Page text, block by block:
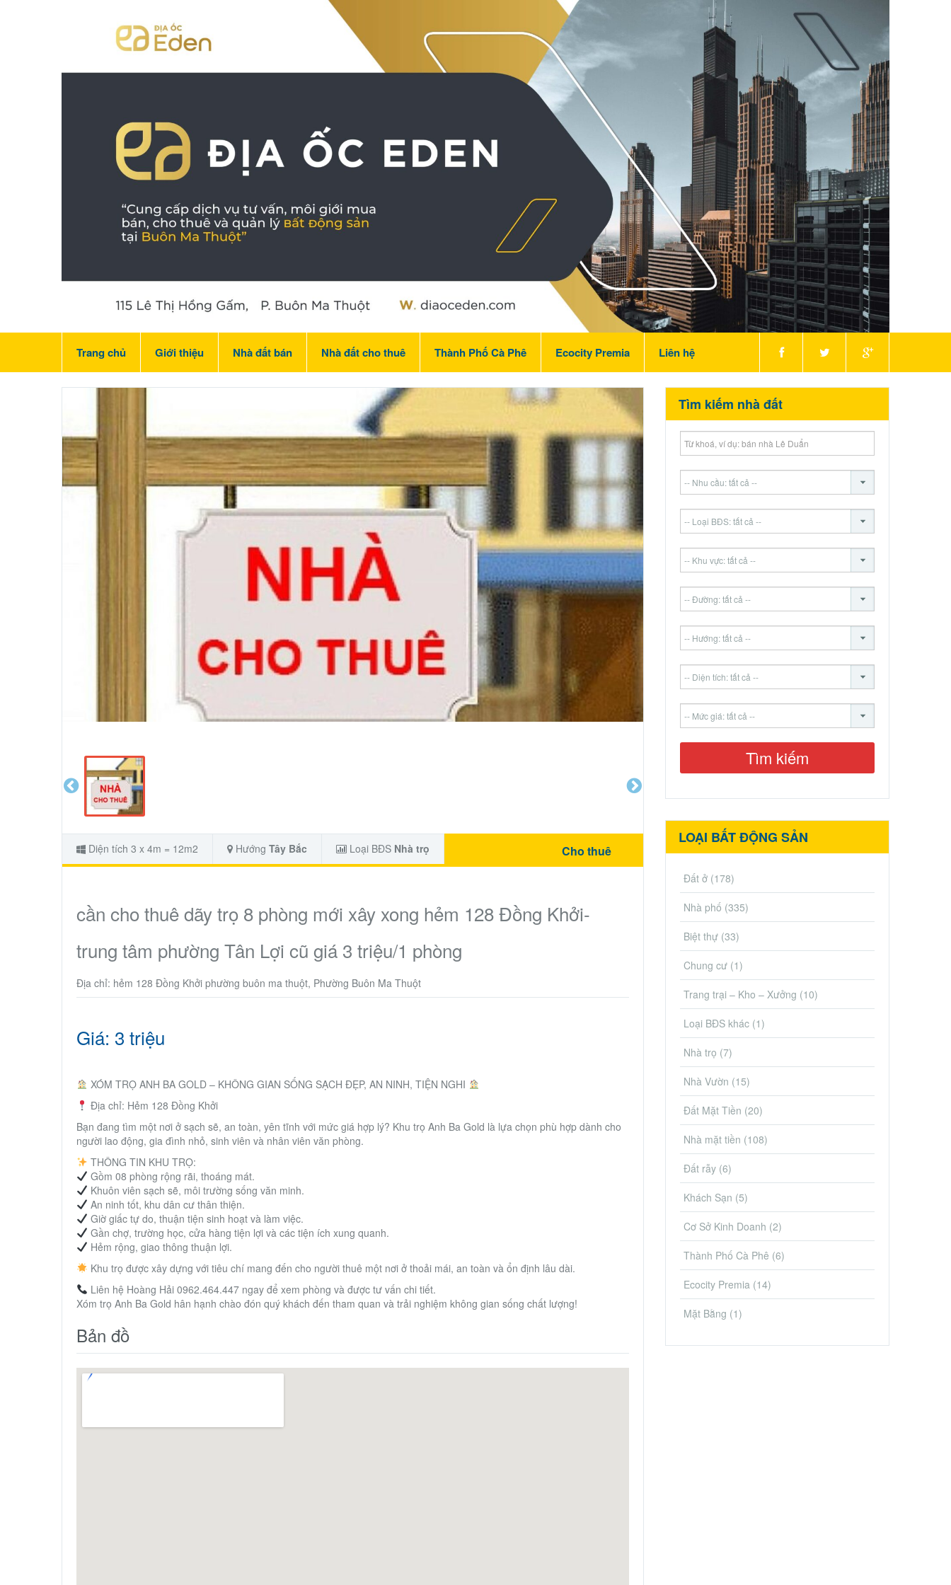
Trang chủ Giới thiệu Nhà đất bán Nhà đất cho thuê Thành Phố Cà Phê Ecocity Premia Liên hệ
Diện tích 3 x 4m = 12m2 Hướng Tây Bắc Loại BĐS Nhà trọ Cho thuê
cần cho thuê dãy trọ 8 phòng mới xây xong hẻm 128 Đồng Khởi-
trung tâm phường Tân Lợi cũ giá 3 triệu/1 phòng
Địa chỉ: hẻm 128 Đồng Khởi phường buôn ma thuột, Phường Buôn Ma Thuột
Giá: 3 triệu
XÓM TRỌ ANH BA GOLD – KHÔNG GIAN SỐNG SẠCH ĐẸP, AN NINH, TIỆN NGHI
Địa chỉ: Hẻm 128 Đồng Khởi
Bạn đang tìm một nơi ở sạch sẽ, an toàn, yên tĩnh với mức giá hợp lý? Khu trọ Anh Ba Gold là lựa chọn phù hợp dành cho
người lao động, gia đình nhỏ, sinh viên và nhân viên văn phòng.
THÔNG TIN KHU TRỌ:
Gồm 08 phòng rộng rãi, thoáng mát.
Khuôn viên sạch sẽ, môi trường sống văn minh.
An ninh tốt, khu dân cư thân thiện.
Giờ giấc tự do, thuận tiện sinh hoạt và làm việc.
Gần chợ, trường học, cửa hàng tiện lợi và các tiện ích xung quanh.
Hẻm rộng, giao thông thuận lợi.
Khu trọ được xây dựng với tiêu chí mang đến cho người thuê một nơi ở thoải mái, an toàn và ổn định lâu dài.
Liên hệ Hoàng Hải 0962.464.447 ngay để xem phòng và được tư vấn chi tiết.
Xóm trọ Anh Ba Gold hân hạnh chào đón quý khách đến tham quan và trải nghiệm không gian sống chất lượng!
Bản đồ
Tìm kiếm nhà đất
LOẠI BẤT ĐỘNG SẢN
Đất ở (178)
Nhà phố (335)
Biệt thự (33)
Chung cư (1)
Trang trại – Kho – Xưởng (10)
Loại BĐS khác (1)
Nhà trọ (7)
Nhà Vườn (15)
Đất Mặt Tiền (20)
Nhà mặt tiền (108)
Đất rẫy (6)
Khách Sạn (5)
Cơ Sở Kinh Doanh (2)
Thành Phố Cà Phê (6)
Ecocity Premia (14)
Mặt Bằng (1)